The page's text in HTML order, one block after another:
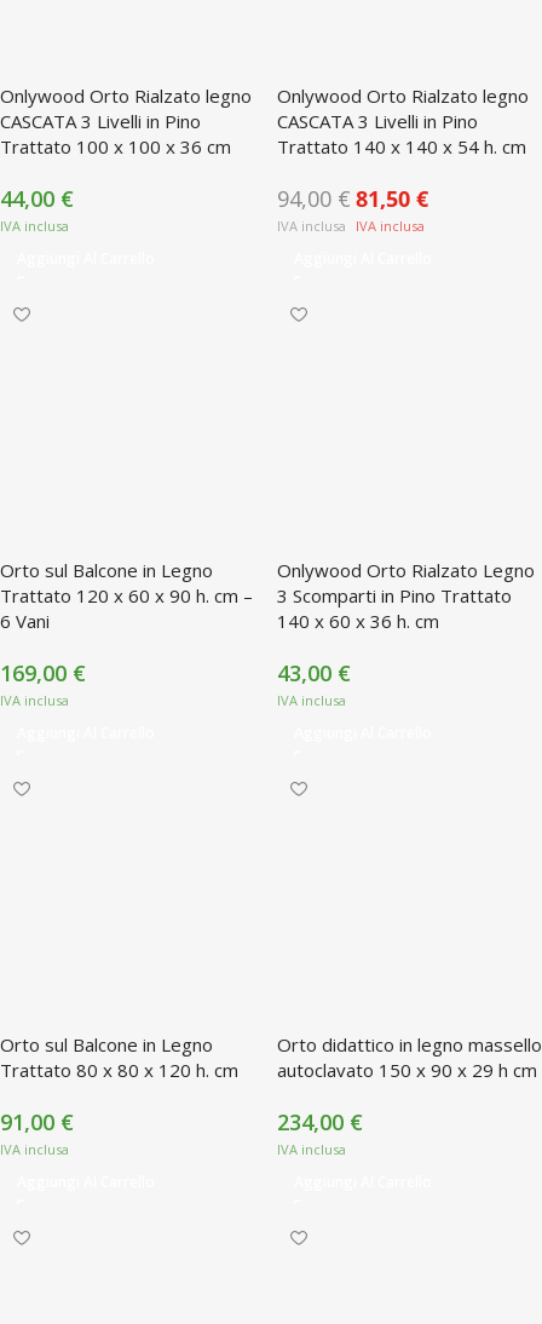
Onlywood Orto Rialzato legno
CASCATA 3 Livelli in Pino
Trattato 100 x 100 x 36 cm
44,00 €
Onlywood Orto Rialzato legno
CASCATA 3 Livelli in Pino
Trattato 140 x 140 x 54 h. cm
94,00 € 81,50 €
Orto sul Balcone in Legno
Trattato 120 x 60 x 90 h. cm –
6 Vani
169,00 €
Onlywood Orto Rialzato Legno
3 Scomparti in Pino Trattato
140 x 60 x 36 h. cm
43,00 €
Orto sul Balcone in Legno
Trattato 80 x 80 x 120 h. cm
91,00 €
Orto didattico in legno massello
autoclavato 150 x 90 x 29 h cm
234,00 €